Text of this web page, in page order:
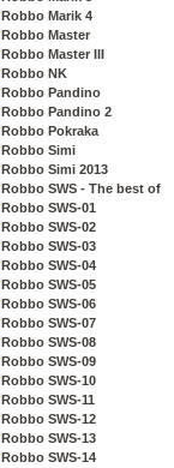
Robbo Marik 4
Robbo Master
Robbo Master III
Robbo NK
Robbo Pandino
Robbo Pandino 2
Robbo Pokraka
Robbo Simi
Robbo Simi 2013
Robbo SWS - The best of
Robbo SWS-01
Robbo SWS-02
Robbo SWS-03
Robbo SWS-04
Robbo SWS-05
Robbo SWS-06
Robbo SWS-07
Robbo SWS-08
Robbo SWS-09
Robbo SWS-10
Robbo SWS-11
Robbo SWS-12
Robbo SWS-13
Robbo SWS-14